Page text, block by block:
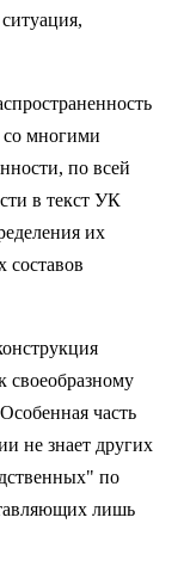
многими
по всей
в текст УК
их
составов
своеобразному
часть
не знает других
по
лишь